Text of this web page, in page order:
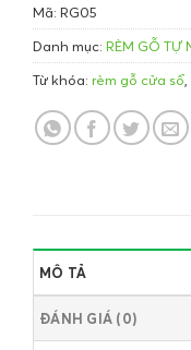
Mã: RG05
Danh mục: RÈM GỖ TỰ
Từ khóa: rèm gỗ cửa sổ
MÔ TẢ
ĐÁNH GIÁ (0)